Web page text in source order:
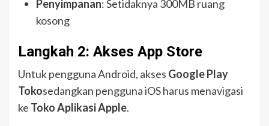
Penyimpanan: Setidaknya 300MB ruang
kosong
Langkah 2: Akses App Store
Untuk pengguna Android, akses Google Play
Tokosedangkan pengguna iOS harus menavigasi
ke Toko Aplikasi Apple.